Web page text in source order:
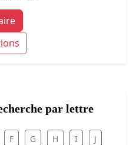
par lettre
F G H I
J